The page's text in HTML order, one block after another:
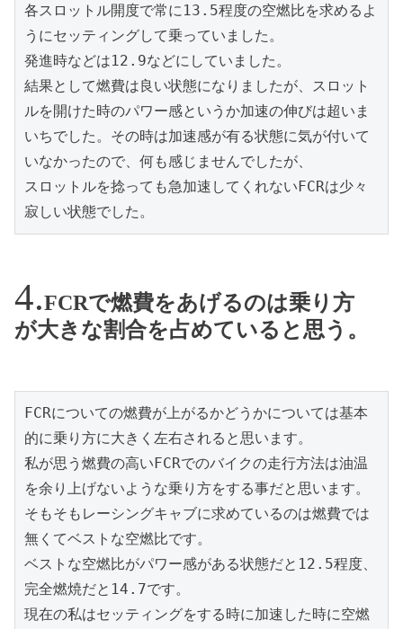
各スロットル開度で常に13.5程度の空燃比を求めるよ
うにセッティングして乗っていました。
発進時などは12.9などにしていました。
結果として燃費は良い状態になりましたが、スロット
ルを開けた時のパワー感というか加速の伸びは超いま
いちでした。その時は加速感が有る状態に気が付いて
いなかったので、何も感じませんでしたが、
スロットルを捻っても急加速してくれないFCRは少々
寂しい状態でした。
FCRで燃費をあげるのは乗り方
が大きな割合を占めていると思う。
FCRについての燃費が上がるかどうかについては基本
的に乗り方に大きく左右されると思います。
私が思う燃費の高いFCRでのバイクの走行方法は油温
を余り上げないような乗り方をする事だと思います。
そもそもレーシングキャブに求めているのは燃費では
無くてベストな空燃比です。
ベストな空燃比がパワー感がある状態だと12.5程度、
完全燃焼だと14.7です。
現在の私はセッティングをする時に加速した時に空燃